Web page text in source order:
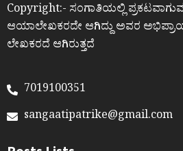
Copyright:- ಸಂಗಾತಿಯಲ್ಲಿ ಪ್ರಕಟವಾಗುವ
ಆಯಾಲೇಖಕರದೇ ಆಗಿದ್ದು ಅವರ
ಲೇಖಕರದೆ ಆಗಿರುತ್ತದೆ
7019100351
sangaatipatrike@gmail.com